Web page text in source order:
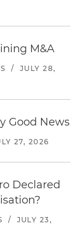
M&A
/
JULY 28,
Good News
27, 2026
Declared
/
JULY 23,